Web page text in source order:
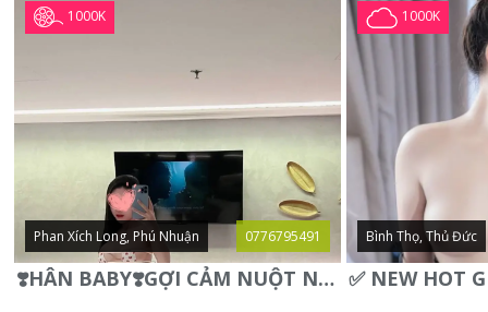
1000K
Phan Xích Long, Phú Nhuận 0776795491
❣️HÂN BABY❣️GỢI CẢM NUỘT NÀ DÁNG SON XINH XINH QUYẾN RŨ
1000K
Bình Thọ, Thủ Đức